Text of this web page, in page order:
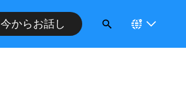
今からお話し